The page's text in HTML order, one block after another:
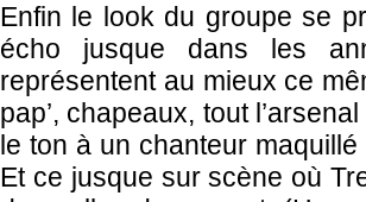
Enfin le look du groupe se
écho jusque dans les
représentent au mieux ce
pap’, chapeaux, tout
le ton à un chanteur
Et ce jusque sur scène où